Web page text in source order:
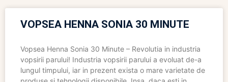
VOPSEA HENNA SONIA 30 MINUTE
Vopsea Henna Sonia 30 Minute – Revolutia in industria
vopsirii parului! Industria vopsirii parului a evoluat de-a
lungul timpului, iar in prezent exista o mare varietate de